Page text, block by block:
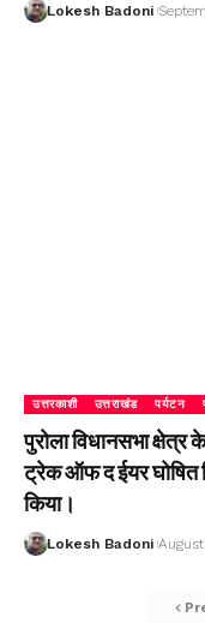
Lokesh Badoni
उत्तरकाशी उत्तराखंड पर्यटन
पुरोला विधानसभा
ट्रेक ऑफ द ईयर घोषित
किया।
Lokesh Badoni